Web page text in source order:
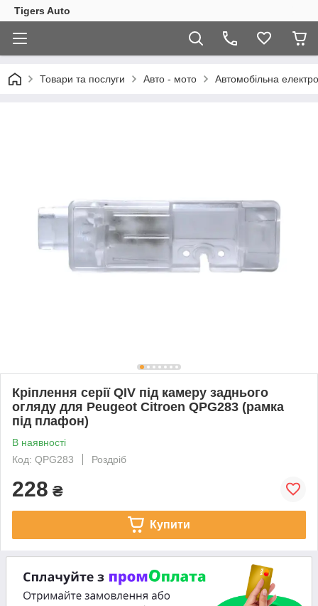
Tigers Auto
Товари та послуги Авто - мото Автомобільна
Кріплення серії QIV під камеру заднього
огляду для Peugeot Citroen QPG283 (рамка
під плафон)
В наявності
Код: QPG283
Роздріб
228 ₴
Купити